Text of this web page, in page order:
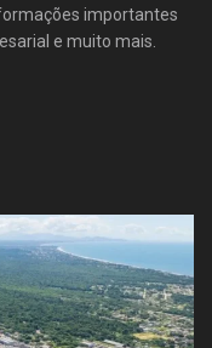
importantes
e muito mais.